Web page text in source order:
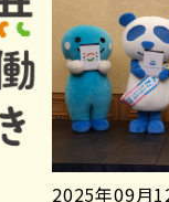
2025年09月